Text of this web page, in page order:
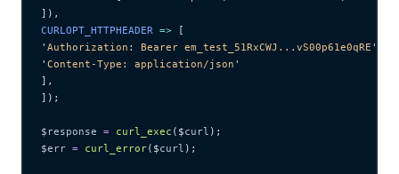
]),
CURLOPT_HTTPHEADER => [
' Authorization: Bearer em_test_51RxCWJ...vS00p61e0qRE '
' Content-Type: application/json '
],
]);
$response = curl_exec ($curl );
$err = curl_error($curl );